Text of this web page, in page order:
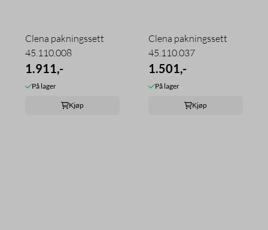
Clena pakningssett
45.110.008
1.911,-
På lager
Kjøp
Clena pakningssett
45.110.037
1.501,-
På lager
Kjøp